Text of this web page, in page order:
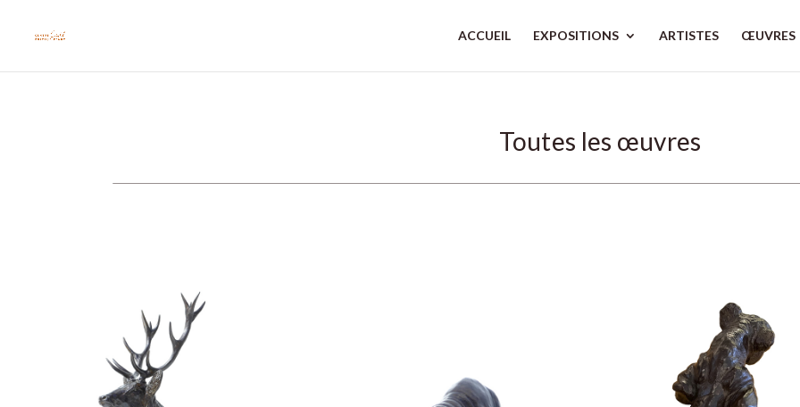
ACCUEIL EXPOSITIONS ARTISTES ŒUVRES
Toutes les œuvres